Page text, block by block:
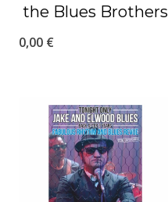
the Blues Brothers
0,00 €